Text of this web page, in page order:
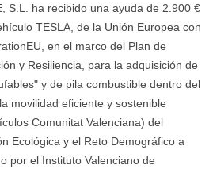
S.L. ha recibido una ayuda de 2.900 €
TESLA, de la Unión Europea con
en el marco del Plan de
y Resiliencia, para la adquisición de
y de pila combustible dentro del
movilidad eficiente y sostenible
Comunitat Valenciana) del
Ecológica y el Reto Demográfico a
por el Instituto Valenciano de